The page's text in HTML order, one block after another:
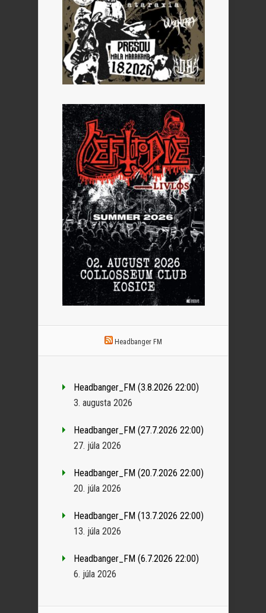
Headbanger FM
Headbanger_FM (3.8.2026 22:00)
3. augusta 2026
Headbanger_FM (27.7.2026 22:00)
27. júla 2026
Headbanger_FM (20.7.2026 22:00)
20. júla 2026
Headbanger_FM (13.7.2026 22:00)
13. júla 2026
Headbanger_FM (6.7.2026 22:00)
6. júla 2026